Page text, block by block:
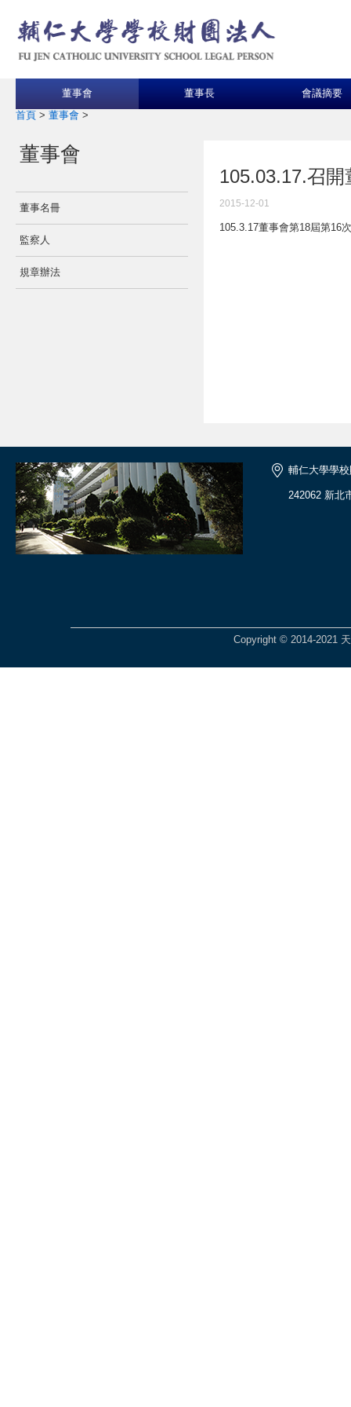
董事會 董事長 會議摘要
首頁 > 董事會 >
董事會
董事名冊
監察人
規章辦法
105.03.17.召
2015-12-01
105.3.17董事會第18屆第16
輔仁大學學
242062 新北
Copyright © 2014-2021